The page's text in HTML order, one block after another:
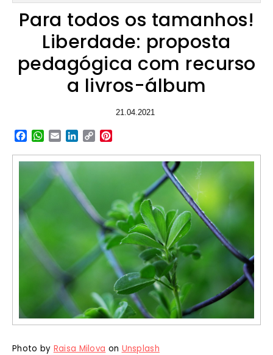
Para todos os tamanhos!
Liberdade: proposta
pedagógica com recurso
a livros-álbum
21.04.2021
Facebook
WhatsApp
EmailLinkedIn
Copy
Photo by Raisa Milova on Unsplash